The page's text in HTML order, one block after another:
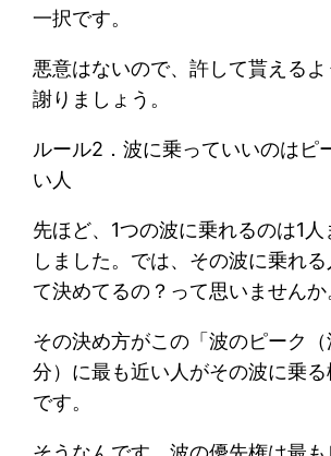
一択です。
悪意はないので、許して貰えるよ
謝りましょう。
ルール2．波に乗っていいのはピ
い人
先ほど、1つの波に乗れるのは1人
しました。では、その波に乗れ
て決めてるの？って思いませんか
その決め方がこの「波のピーク
分）に最も近い人がその波に乗る
です。